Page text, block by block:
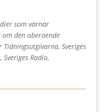
som värnar
den oberoende
Sveriges
Sveriges Radio,